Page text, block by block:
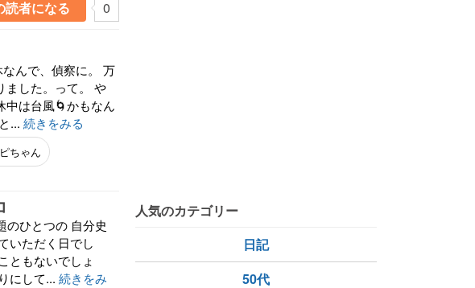
読者になる 0
んで、偵察に。 万
ました。って。 や
中は台風🌀かもなん
... 続きをみる
ちゃん
のひとつの 自分史
いただく日でし
ともないでしょ
にして... 続きをみ
人気のカテゴリー
日記
50代